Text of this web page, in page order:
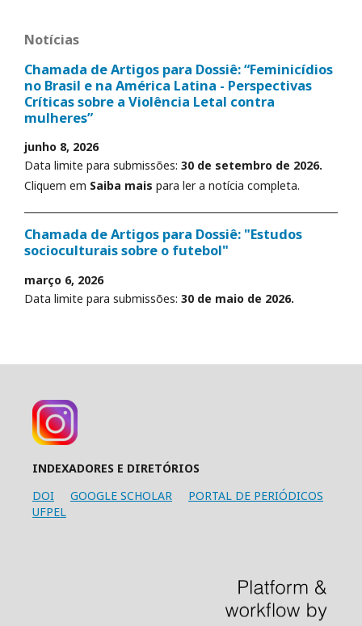
Notícias
Chamada de Artigos para Dossiê: “Feminicídios
no Brasil e na América Latina - Perspectivas
Críticas sobre a Violência Letal contra
mulheres”
junho 8, 2026
Data limite para submissões: 30 de setembro de 2026.
Cliquem em Saiba mais para ler a notícia completa.
Chamada de Artigos para Dossiê: "Estudos
socioculturais sobre o futebol"
março 6, 2026
Data limite para submissões: 30 de maio de 2026.
INDEXADORES E DIRETÓRIOS
DOI
GOOGLE SCHOLAR
PORTAL DE PERIÓDICOS
UFPEL